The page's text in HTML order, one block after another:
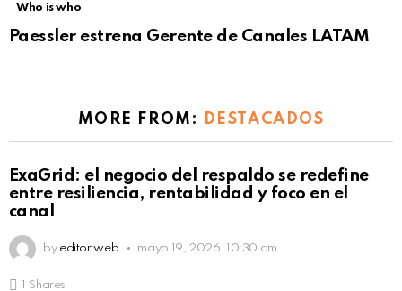
Who is who
Paessler estrena Gerente de Canales LATAM
MORE FROM: DESTACADOS
ExaGrid: el negocio del respaldo se redefine
entre resiliencia, rentabilidad y foco en el
canal
by editor web mayo 19, 2026, 10:30 am
1 Shares